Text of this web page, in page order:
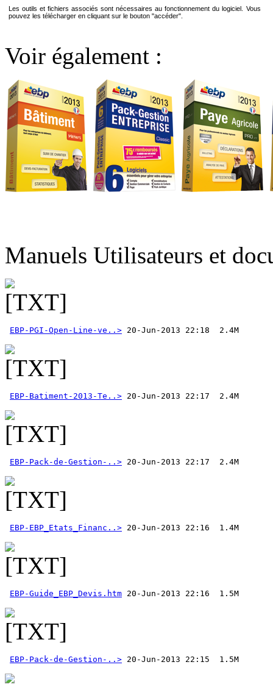
Les outils et fichiers associés sont nécessaires au fonctionnement du logiciel. Vous
pouvez les télécharger en cliquant sur le bouton "accéder".
Voir également :
Manuels Utilisateurs et
EBP-PGI-Open-Line-ve..>
EBP-Batiment-2013-Te..>
EBP-Pack-de-Gestion-..>
EBP-EBP_Etats_Financ..>
EBP-Guide_EBP_Devis.htm
EBP-Pack-de-Gestion-..>